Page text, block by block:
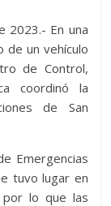
2023.- En una
de un vehículo
de Control,
coordinó la
de San
Emergencias
tuvo lugar en
por lo que las